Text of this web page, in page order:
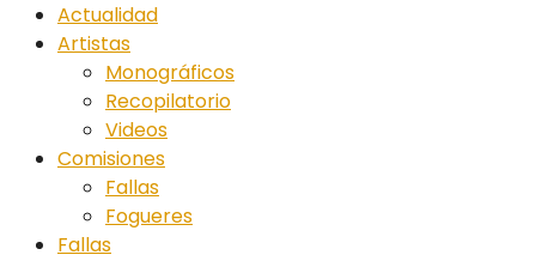
Actualidad
Artistas
Monográficos
Recopilatorio
Videos
Comisiones
Fallas
Fogueres
Fallas